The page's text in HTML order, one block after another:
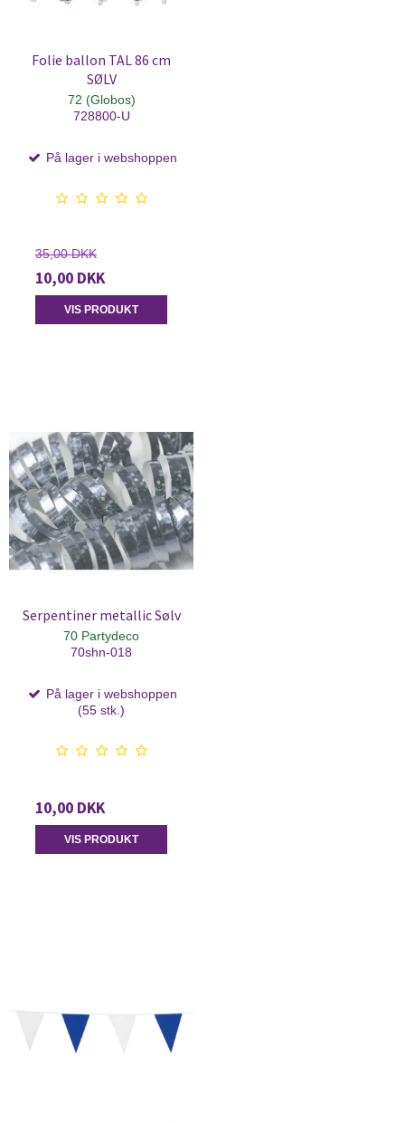
Folie ballon TAL 86 cm
SØLV
72 (Globos)
728800-U
På lager i webshoppen
35,00 DKK
10,00 DKK
VIS PRODUKT
Serpentiner metallic Sølv
70 Partydeco
70shn-018
På lager i webshoppen
(55 stk.)
10,00 DKK
VIS PRODUKT